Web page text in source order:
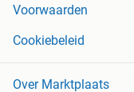
Voorwaarden
Cookiebeleid
Over Marktplaats